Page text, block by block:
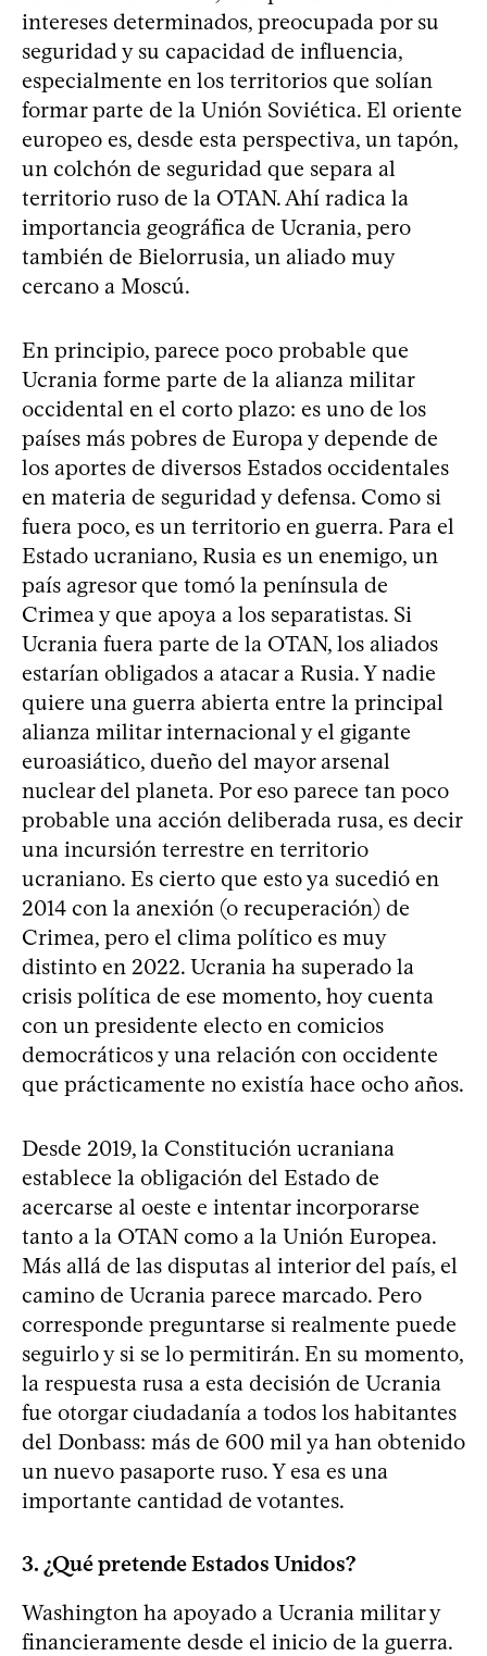
intereses determinados, preocupada por su
seguridad y su capacidad de influencia,
especialmente en los territorios que solían
formar parte de la Unión Soviética. El oriente
europeo es, desde esta perspectiva, un tapón,
un colchón de seguridad que separa al
territorio ruso de la OTAN. Ahí radica la
importancia geográfica de Ucrania, pero
también de Bielorrusia, un aliado muy
cercano a Moscú.
En principio, parece poco probable que
Ucrania forme parte de la alianza militar
occidental en el corto plazo: es uno de los
países más pobres de Europa y depende de
los aportes de diversos Estados occidentales
en materia de seguridad y defensa. Como si
fuera poco, es un territorio en guerra. Para el
Estado ucraniano, Rusia es un enemigo, un
país agresor que tomó la península de
Crimea y que apoya a los separatistas. Si
Ucrania fuera parte de la OTAN, los aliados
estarían obligados a atacar a Rusia. Y nadie
quiere una guerra abierta entre la principal
alianza militar internacional y el gigante
euroasiático, dueño del mayor arsenal
nuclear del planeta. Por eso parece tan poco
probable una acción deliberada rusa, es decir
una incursión terrestre en territorio
ucraniano. Es cierto que esto ya sucedió en
2014 con la anexión (o recuperación) de
Crimea, pero el clima político es muy
distinto en 2022. Ucrania ha superado la
crisis política de ese momento, hoy cuenta
con un presidente electo en comicios
democráticos y una relación con occidente
que prácticamente no existía hace ocho años.
Desde 2019, la Constitución ucraniana
establece la obligación del Estado de
acercarse al oeste e intentar incorporarse
tanto a la OTAN como a la Unión Europea.
Más allá de las disputas al interior del país, el
camino de Ucrania parece marcado. Pero
corresponde preguntarse si realmente puede
seguirlo y si se lo permitirán. En su momento,
la respuesta rusa a esta decisión de Ucrania
fue otorgar ciudadanía a todos los habitantes
del Donbass: más de 600 mil ya han obtenido
un nuevo pasaporte ruso. Y esa es una
importante cantidad de votantes.
3. ¿Qué pretende Estados Unidos?
Washington ha apoyado a Ucrania militar y
financieramente desde el inicio de la guerra.